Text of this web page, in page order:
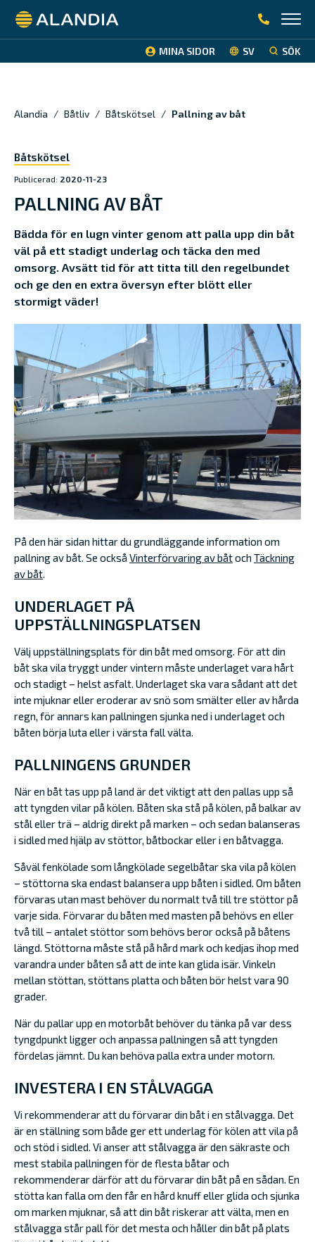
Alandia
MINA SIDOR SV SÖK
Alandia / Båtliv / Båtskötsel / Pallning av båt
Båtskötsel
Publicerad: 2020-11-23
PALLNING AV BÅT
Bädda för en lugn vinter genom att palla upp din båt
väl på ett stadigt underlag och täcka den med
omsorg. Avsätt tid för att titta till den regelbundet
och ge den en extra översyn efter blött eller
stormigt väder!
På den här sidan hittar du grundläggande information om
pallning av båt. Se också Vinterförvaring av båtoch Täckning
av båt.
UNDERLAGET PÅ
UPPSTÄLLNINGSPLATSEN
Välj uppställningsplats för din båt med omsorg. För att din
båt ska vila tryggt under vintern måste underlaget vara hårt
och stadigt – helst asfalt. Underlaget ska vara sådant att det
inte mjuknar eller eroderar av snö som smälter eller av hårda
regn, för annars kan pallningen sjunka ned i underlaget och
båten börja luta eller i värsta fall välta.
PALLNINGENS GRUNDER
När en båt tas upp på land är det viktigt att den pallas upp så
att tyngden vilar på kölen. Båten ska stå på kölen, på balkar av
stål eller trä – aldrig direkt på marken – och sedan balanseras
i sidled med hjälp av stöttor, båtbockar eller i en båtvagga.
Såväl fenkölade som långkölade segelbåtar ska vila på kölen
– stöttorna ska endast balansera upp båten i sidled. Om båten
förvaras utan mast behöver du normalt två till tre stöttor på
varje sida. Förvarar du båten med masten på behövs en eller
två till – antalet stöttor som behövs beror också på båtens
längd. Stöttorna måste stå på hård mark och kedjas ihop med
varandra under båten så att de inte kan glida isär. Vinkeln
mellan stöttan, stöttans platta och båten bör helst vara 90
grader.
När du pallar upp en motorbåt behöver du tänka på var dess
tyngdpunkt ligger och anpassa pallningen så att tyngden
fördelas jämnt. Du kan behöva palla extra under motorn.
INVESTERA I EN STÅLVAGGA
Vi rekommenderar att du förvarar din båt i en stålvagga. Det
är en ställning som både ger ett underlag för kölen att vila på
och stöd i sidled. Vi anser att stålvagga är den säkraste och
mest stabila pallningen för de flesta båtar och
rekommenderar därför att du förvarar din båt på en sådan. En
stötta kan falla om den får en hård knuff eller glida och sjunka
om marken mjuknar, så att din båt riskerar att välta, men en
stålvagga står pall för det mesta och håller din båt på plats